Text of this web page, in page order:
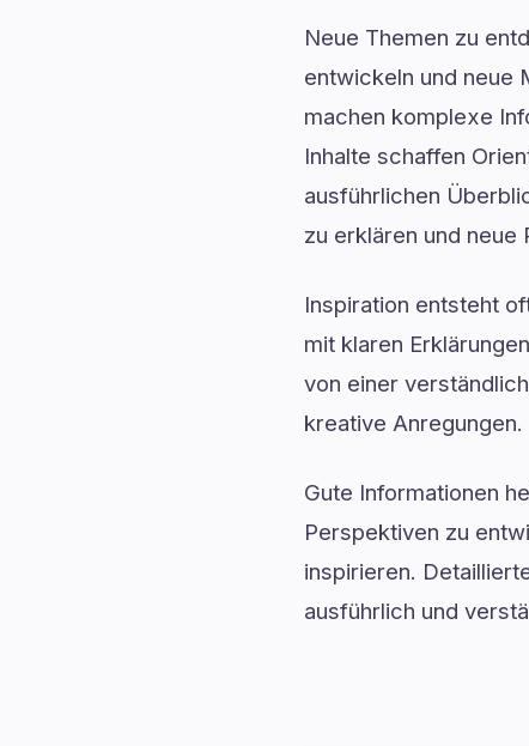
Neue Themen zu
entwickeln und neue
machen komplexe
Inhalte schaffen
ausführlichen
zu erklären und neue
Inspiration entsteht
mit klaren
von einer
kreative Anregungen.
Gute Informationen
Perspektiven zu
inspirieren.
ausführlich und